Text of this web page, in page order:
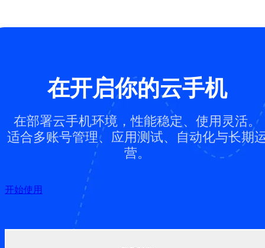
在开启你的云手机
在部署云手机环境，性能稳定、使用灵活。
适合多账号管理、应用测试、自动化与长期
营。
开始使用